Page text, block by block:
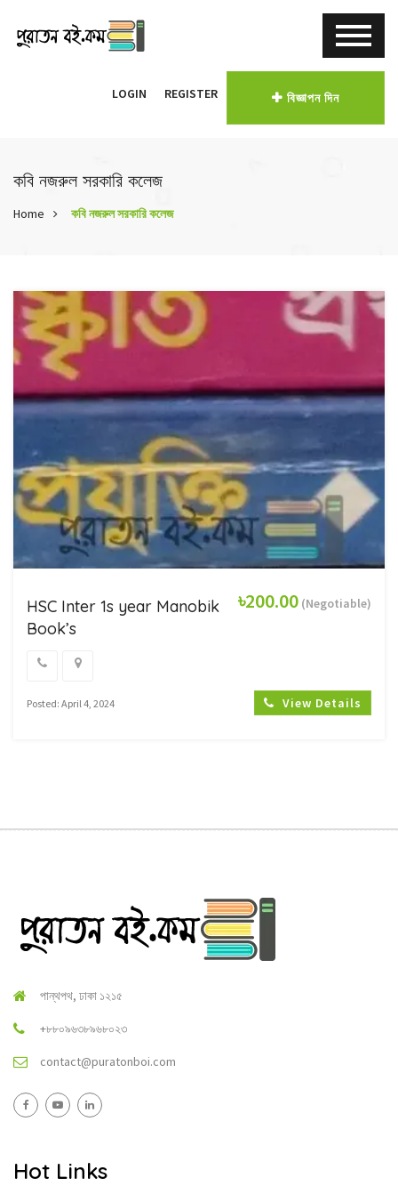
LOGIN REGISTER বিজ্ঞাপন দিন
কবি নজরুল সরকারি কলেজ
Home কবি নজরুল সরকারি কলেজ
৳200.00 (Negotiable)
HSC Inter 1s year Manobik
Book’s
Posted: April 4, 2024 View Details
পান্থপথ, ঢাকা ১২১৫
+৮৮০৯৬৩৮৯৬৮০২৩
contact@puratonboi.com
Hot Links